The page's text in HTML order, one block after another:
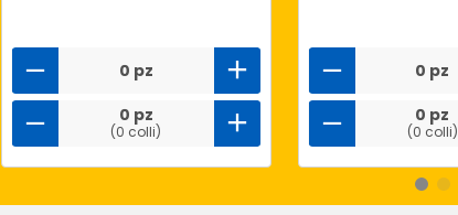
0 pz
0 pz
(0 colli)
0 pz
0 pz
(0 colli)